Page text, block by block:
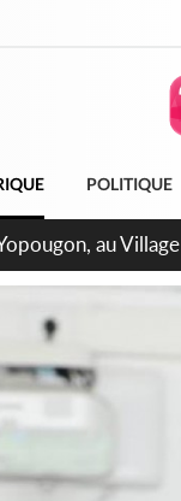
POLITIQUE
de Treichville,
arriérés du SMIG